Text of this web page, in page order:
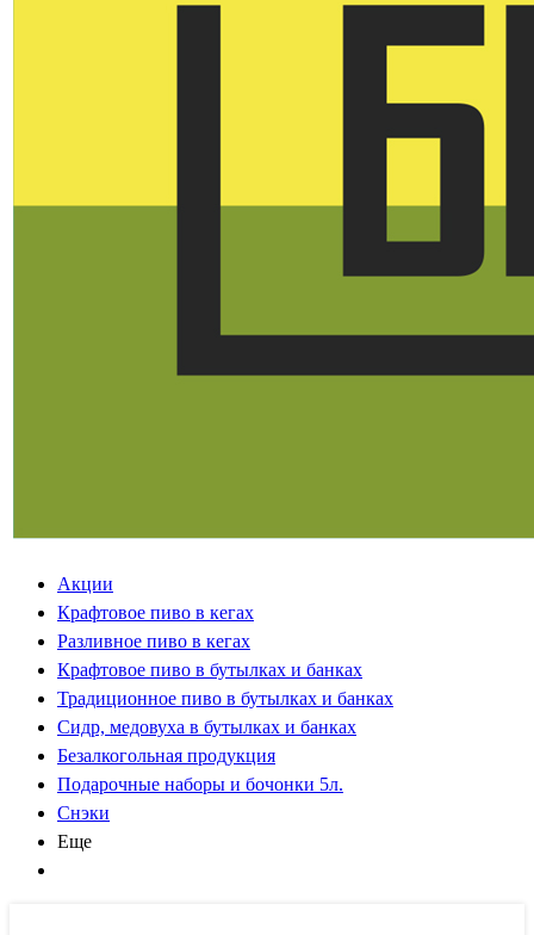
Акции
Крафтовое пиво в кегах
Разливное пиво в кегах
Крафтовое пиво в бутылках и банках
Традиционное пиво в бутылках и банках
Сидр, медовуха в бутылках и банках
Безалкогольная продукция
Подарочные наборы и бочонки 5л.
Снэки
Еще